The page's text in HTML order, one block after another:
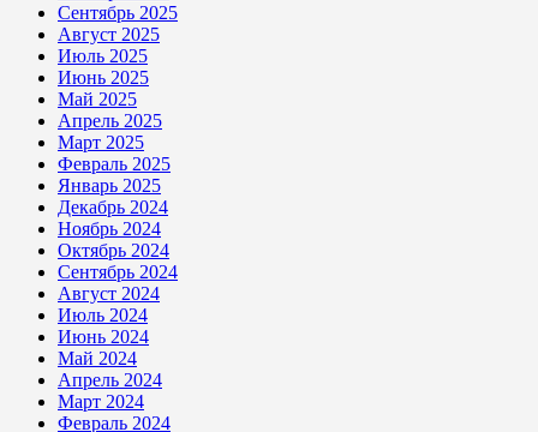
Сентябрь 2025
Август 2025
Июль 2025
Июнь 2025
Май 2025
Апрель 2025
Март 2025
Февраль 2025
Январь 2025
Декабрь 2024
Ноябрь 2024
Октябрь 2024
Сентябрь 2024
Август 2024
Июль 2024
Июнь 2024
Май 2024
Апрель 2024
Март 2024
Февраль 2024